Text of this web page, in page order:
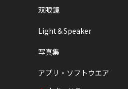
双眼鏡
Light＆Speaker
写真集
アプリ・ソフトウエア